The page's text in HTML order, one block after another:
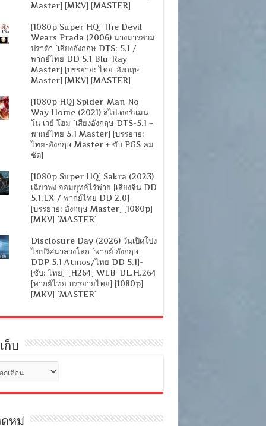
Master] [MKV] [MASTER]
[1080p Super HQ] The Devil
Wears Prada (2006) นางมารสวม
ปราด้า [เสียงอังกฤษ DTS: 5.1 /
พากย์ไทย DD 5.1 Blu-Ray
Master] [บรรยาย: ไทย-อังกฤษ
Master] [MKV] [MASTER]
[1080p HQ] Spider-Man No
Way Home (2021) สไปเดอร์แมน
โน เวย์ โฮม [เสียงอังกฤษ DTS-5.1 +
พากย์ไทย 5.1 Master] [บรรยาย:
ไทย-อังกฤษ Master + ซับ PGS คม
ชัด]
[1080p Super HQ] Sakra (2023)
เฉียวฟง จอมยุทธ์ไร้พ่าย [เสียงจีน DD
5.1.EX / พากย์ไทย DD 2.0]
[บรรยาย: อังกฤษ Master] [1080p]
[MKV] [MASTER]
Disclosure Day (2026) วันเปิดโปง
ไขปริศนาลวงโลก [พากย์ อังกฤษ
DDP 5.1 Atmos/ไทย DD 5.1]-
[ซับ: ไทย]-[H264] WEB-DL.H.264
[พากย์ไทย บรรยายไทย] [1080p]
[MKV] [MASTER]
ก็บ
หมู่